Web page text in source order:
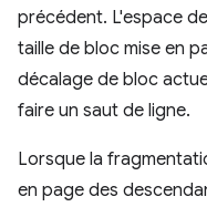
précédent. L'espace
taille de bloc mise en
décalage de bloc
faire un saut de ligne.
Lorsque la
en page des